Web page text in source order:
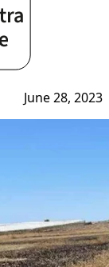
June 28, 2023